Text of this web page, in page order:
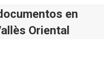
en
Oriental